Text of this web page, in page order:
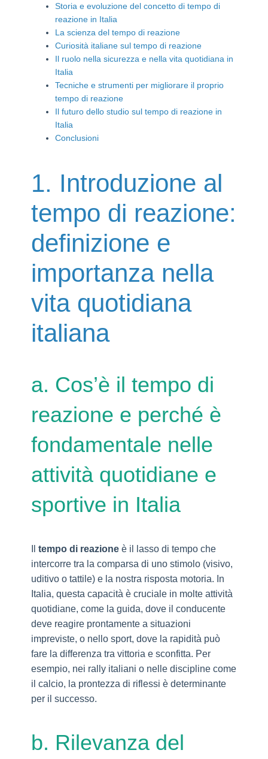
Storia e evoluzione del concetto di tempo di
reazione in Italia
La scienza del tempo di reazione
Curiosità italiane sul tempo di reazione
Il ruolo nella sicurezza e nella vita quotidiana in
Italia
Tecniche e strumenti per migliorare il proprio
tempo di reazione
Il futuro dello studio sul tempo di reazione in
Italia
Conclusioni
1. Introduzione al
tempo di reazione:
definizione e
importanza nella
vita quotidiana
italiana
a. Cos’è il tempo di
reazione e perché è
fondamentale nelle
attività quotidiane e
sportive in Italia
tempo di reazione è il lasso di tempo che
intercorre tra la comparsa di uno stimolo (visivo,
uditivo o tattile) e la nostra risposta motoria. In
Italia, questa capacità è cruciale in molte attività
quotidiane, come la guida, dove il conducente
deve reagire prontamente a situazioni
impreviste, o nello sport, dove la rapidità può
fare la differenza tra vittoria e sconfitta. Per
esempio, nei rally italiani o nelle discipline come
il calcio, la prontezza di riflessi è determinante
per il successo.
b. Rilevanza del